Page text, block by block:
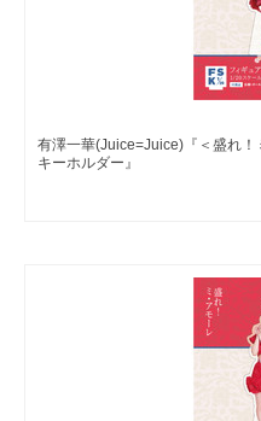
有澤一華(Juice=Juice)『＜盛れ
キーホルダー』